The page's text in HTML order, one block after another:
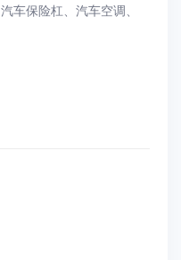
汽车保险杠、 汽车空调、